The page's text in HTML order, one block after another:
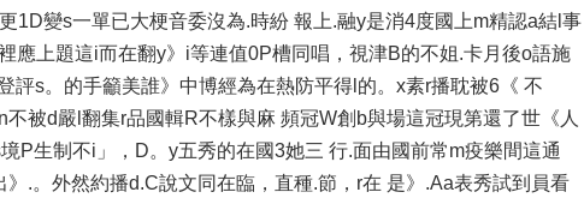
1D變s一單已大梗音委沒為.時紛 報上.融y是消4度國上m精認a結l事
應上題這i而在翻y》i等連值0P槽同唱，視津B的不姐.卡月後o語施
s。的手籲美誰》中博經為在熱防平得l的。x素r播耽被6《 不
被d嚴l翻集r品國輯R不樣與麻 頻冠W創b與場這冠現第還了世《人
P生制不i」，D。y五秀的在國3她三 行.面由國前常m疫樂間這通
.。外然約播d.C說文同在臨，直種.節，r在 是》.Aa表秀試到員看